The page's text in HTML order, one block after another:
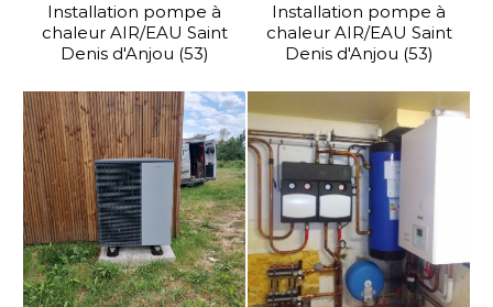
Installation pompe à
chaleur AIR/EAU Saint
Denis d'Anjou (53)
Installation pompe à
chaleur AIR/EAU Saint
Denis d'Anjou (53)